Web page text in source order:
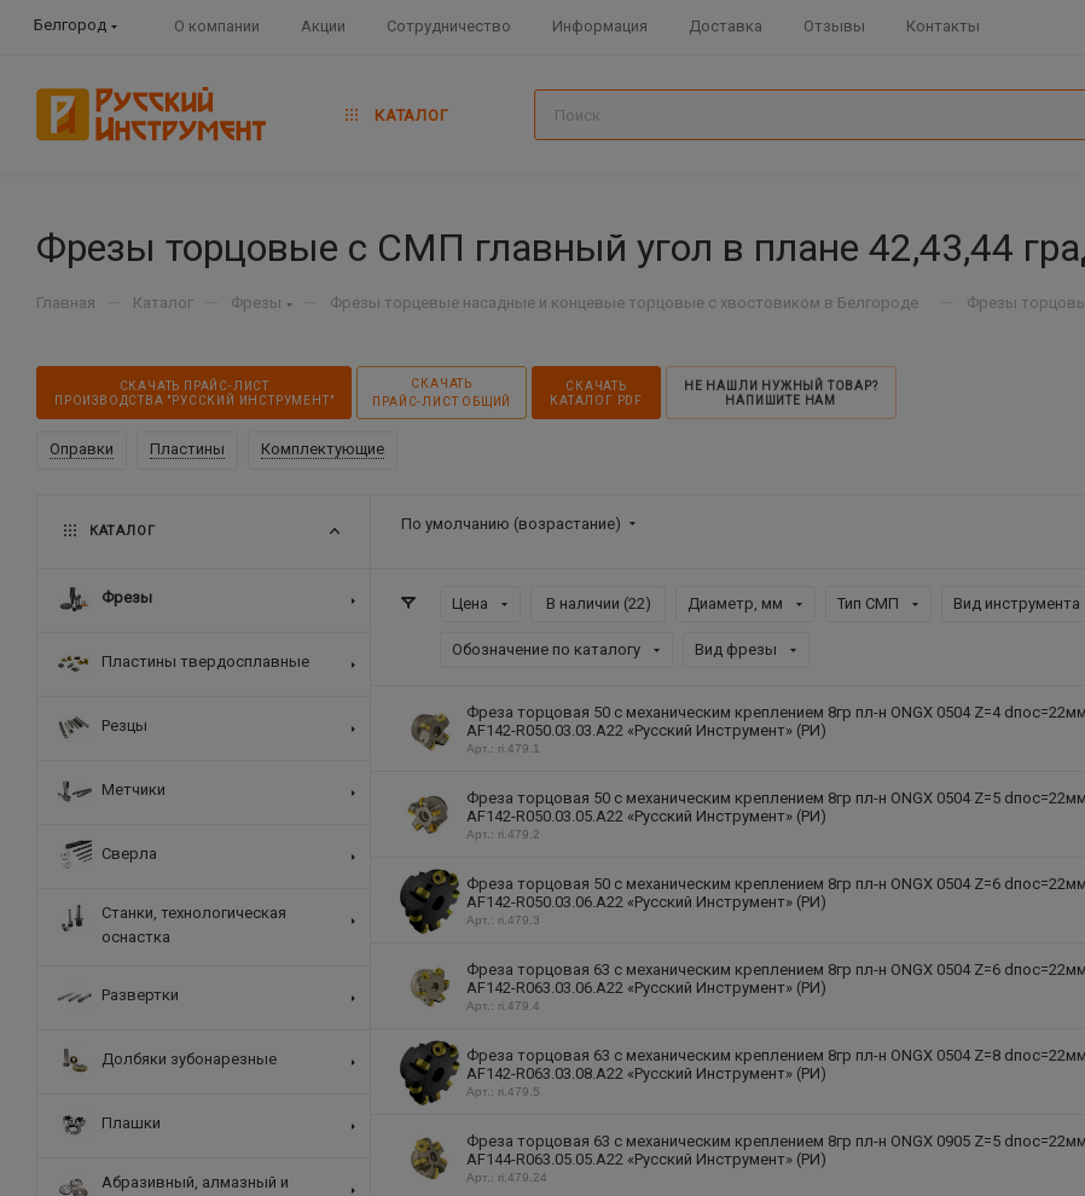
Белгород О компании Акции Сотрудничество Информация Доставка Отзывы Контакты
КАТАЛОГ
Фрезы торцовые с СМП главный угол в плане 42,43,44
Главная Каталог Фрезы Фрезы торцевые насадные и концевые торцовые с хвостовиком в Белгороде Фрезы
СКАЧАТЬ ПРАЙС-ЛИСТ
ПРОИЗВОДСТВА "РУССКИЙ ИНСТРУМЕНТ"
СКАЧАТЬ
ПРАЙС-ЛИСТ ОБЩИЙ
СКАЧАТЬ
КАТАЛОГ PDF
НЕ НАШЛИ НУЖНЫЙ ТОВАР?
НАПИШИТЕ НАМ
Оправки Пластины Комплектующие
По умолчанию (возрастание)
Цена В наличии (22) Диаметр, мм Тип СМП Вид инструмента
Обозначение по каталогу Вид фрезы
Фреза торцовая 50 с механическим креплением 8гр пл-н ONGX 0504 Z=4 dпос=22мм
AF142-R050.03.03.A22 «Русский Инструмент» (РИ)
Арт.: ri.479.1
Фреза торцовая 50 с механическим креплением 8гр пл-н ONGX 0504 Z=5 dпос=22мм
AF142-R050.03.05.A22 «Русский Инструмент» (РИ)
Арт.: ri.479.2
Фреза торцовая 50 с механическим креплением 8гр пл-н ONGX 0504 Z=6 dпос=22мм
AF142-R050.03.06.A22 «Русский Инструмент» (РИ)
Арт.: ri.479.3
Фреза торцовая 63 с механическим креплением 8гр пл-н ONGX 0504 Z=6 dпос=22мм
AF142-R063.03.06.A22 «Русский Инструмент» (РИ)
Арт.: ri.479.4
Фреза торцовая 63 с механическим креплением 8гр пл-н ONGX 0504 Z=8 dпос=22мм
AF142-R063.03.08.A22 «Русский Инструмент» (РИ)
Арт.: ri.479.5
Фреза торцовая 63 с механическим креплением 8гр пл-н ONGX 0905 Z=5 dпос=22мм
AF144-R063.05.05.A22 «Русский Инструмент» (РИ)
Арт.: ri.479.24
КАТАЛОГ
Фрезы
Пластины твердосплавные
Резцы
Метчики
Сверла
Станки, технологическая
оснастка
Развертки
Долбяки зубонарезные
Плашки
Абразивный, алмазный и